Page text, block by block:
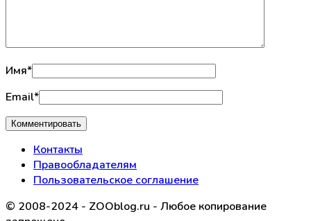
Имя*
Email*
Контакты
Правообладателям
Пользовательское соглашение
© 2008-2024 - ZOOblog.ru - Любое копирование